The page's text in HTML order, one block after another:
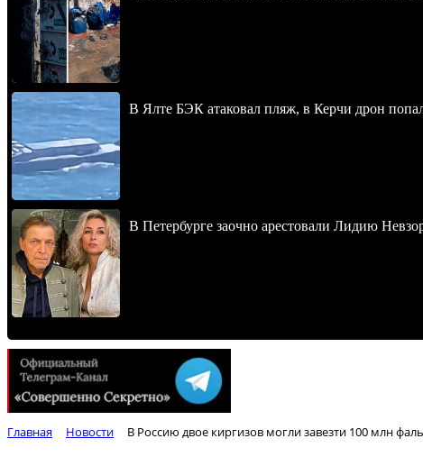
В Ялте БЭК атаковал пляж, в Керчи дрон
В Петербурге заочно арестовали Лидию
Главная Новости В Россию двое киргизов могли завезти 100 млн